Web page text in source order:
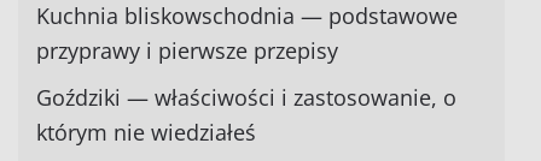
Kuchnia bliskowschodnia — podstawowe
przyprawy i pierwsze przepisy
Goździki — właściwości i zastosowanie, o
którym nie wiedziałeś